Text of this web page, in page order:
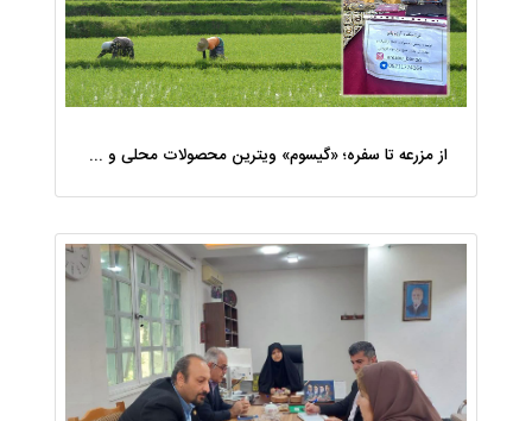
از مزرعه تا سفره؛ «گیسوم» ویترین محصولات محلی و غذای سالم